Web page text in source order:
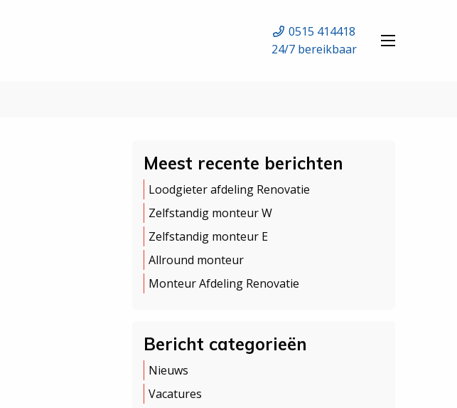
0515 414418
24/7 bereikbaar
Meest recente berichten
Loodgieter afdeling Renovatie
Zelfstandig monteur W
Zelfstandig monteur E
Allround monteur
Monteur Afdeling Renovatie
Bericht categorieën
Nieuws
Vacatures